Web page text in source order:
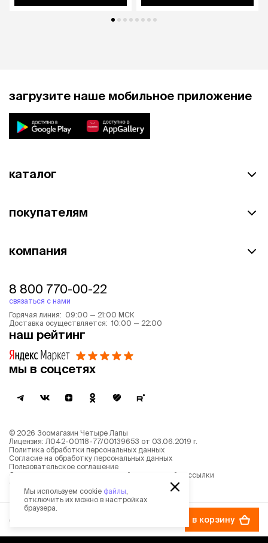
559 ₽ в корзину
загрузите наше мобильное приложение
каталог
покупателям
компания
8 800 770-00-22
связаться с нами
Горячая линия: 09:00 — 21:00 МСК
Доставка осуществляется: 10:00 — 22:00
наш рейтинг
мы в соцсетях
© 2026 Зоомагазин Четыре Лапы
Лицензия: Л042-00118-77/00139653 от 03.06.2019 г.
Политика обработки персональных данных
Согласие на обработку персональных данных
Пользовательское соглашение
Согласие на получение новостной и рекламной рассылки
Описание рекомендательных алгоритмов
Мы используем cookie файлы
отключить их можно в настройках
браузера.